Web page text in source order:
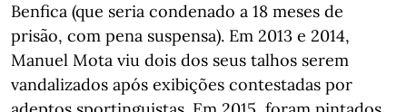
Benfica (que seria condenado a 18 meses de
prisão, com pena suspensa). Em 2013 e 2014,
Manuel Mota viu dois dos seus talhos serem
vandalizados após exibições contestadas por